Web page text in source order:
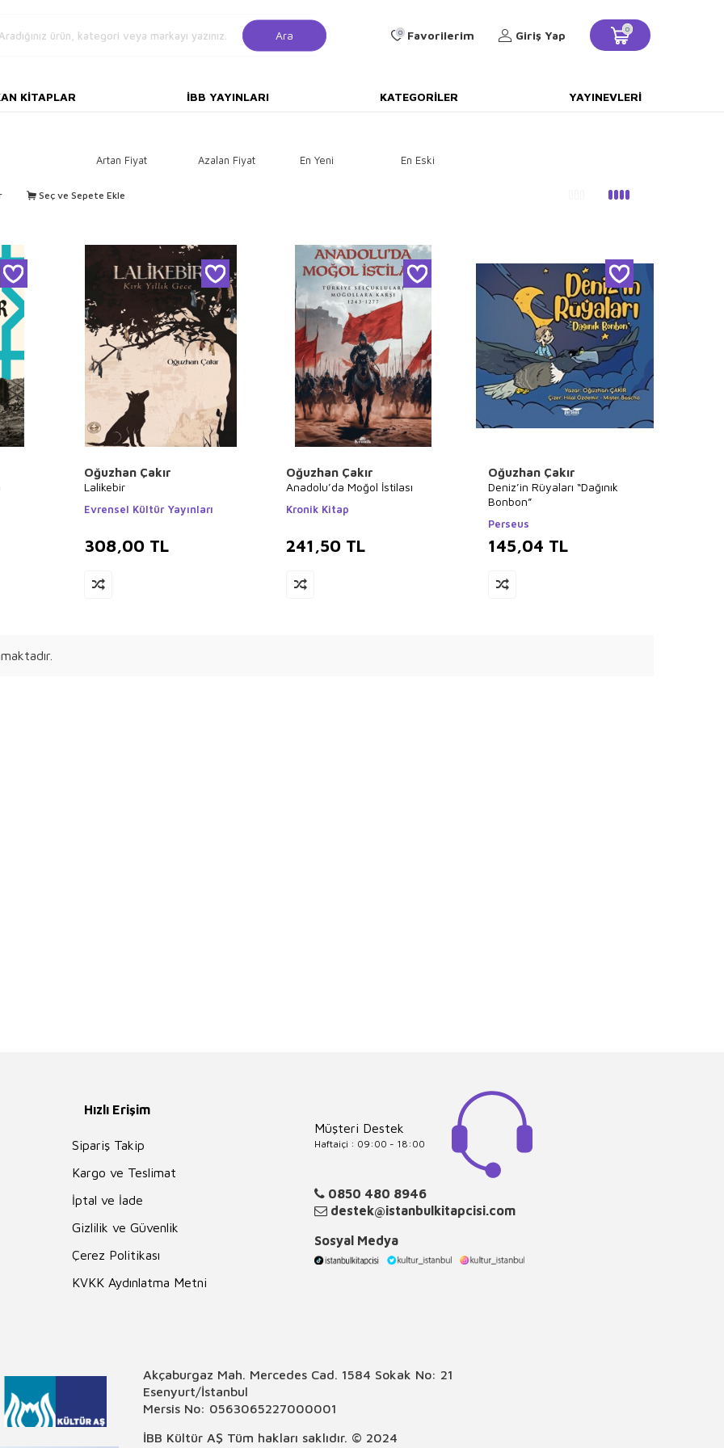
Ara 0 Favorilerim Giriş Yap 0
KITAPLAR İBB YAYINLARI KATEGORILER YAYINEVLERI
Artan Fiyat Azalan Fiyat En Yeni En Eski
Seç ve Sepete Ekle
Oğuzhan Çakır
Lalikebir
Evrensel Kültür Yayınları
308,00 TL
Oğuzhan Çakır
Anadolu’da Moğol İstilası
Kronik Kitap
241,50 TL
Oğuzhan Çakır
Deniz’in Rüyaları “Dağınık
Bonbon”
Perseus
145,04 TL
Hızlı Erişim
Sipariş Takip
Kargo ve Teslimat
İptal ve İade
Gizlilik ve Güvenlik
Çerez Politikası
KVKK Aydınlatma Metni
Müşteri Destek
Haftaiçi : 09:00 - 18:00
0850 480 8946
destek@istanbulkitapcisi.com
Sosyal Medya
Akçaburgaz Mah. Mercedes Cad. 1584 Sokak No: 21
Esenyurt/İstanbul
Mersis No: 0563065227000001
İBB Kültür AŞ Tüm hakları saklıdır. © 2024